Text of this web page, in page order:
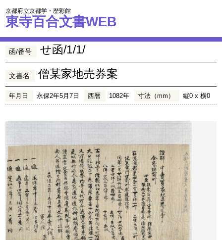
京都府立京都学・歴彩館
東寺百合文書WEB
函/番号 せ函/1/1/
文書名 僧某家地売券案
年月日 永保2年5月7日 西暦 1082年 寸法（mm） 縦0 x 横0